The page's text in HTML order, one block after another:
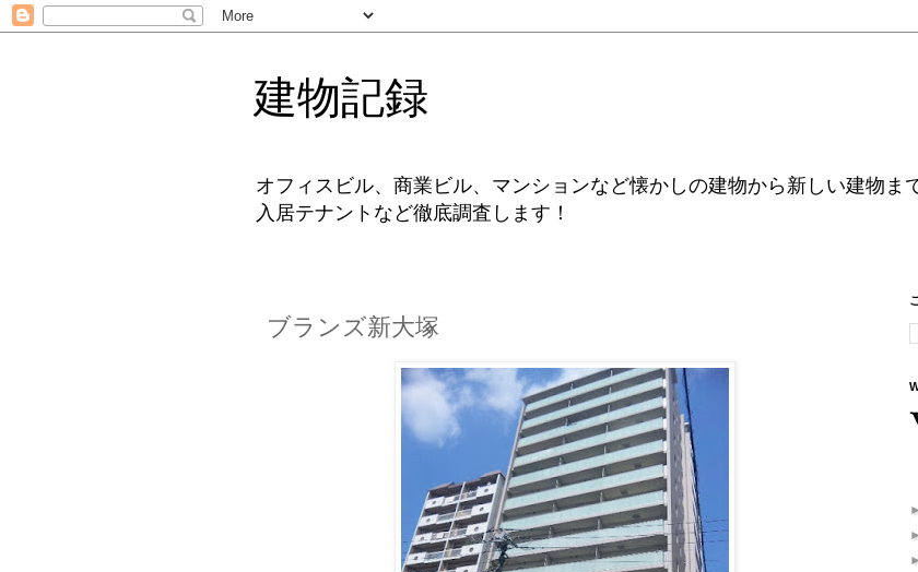
建物記録
オフィスビル、商業ビル、マンションなど懐かしの建物から新しい建物ま
入居テナントなど徹底調査します！
ブランズ新大塚